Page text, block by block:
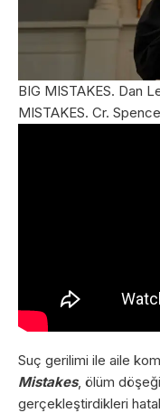
BIG MISTAKES. Dan
MISTAKES. Cr.
Suç gerilimi ile aile
Mistakes, ölüm
gerçekleştirdikleri